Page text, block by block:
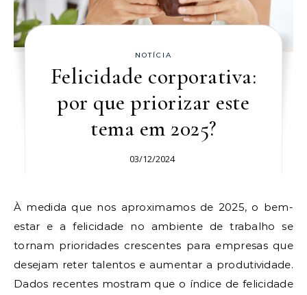
NOTÍCIA
Felicidade corporativa:
por que priorizar este
tema em 2025?
03/12/2024
À medida que nos aproximamos de 2025, o bem-
estar e a felicidade no ambiente de trabalho se
tornam prioridades crescentes para empresas que
desejam reter talentos e aumentar a produtividade.
Dados recentes mostram que o índice de felicidade